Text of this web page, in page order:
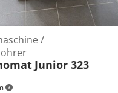
/
Junior 323